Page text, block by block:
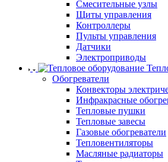
Смесительные узлы
Щиты управления
Контроллеры
Пульты управления
Датчики
Электроприводы
Обогреватели
Конвекторы
Инфракрасные
Тепловые пушки
Тепловые завесы
Газовые обогреватели
Тепловентиляторы
Масляные радиаторы